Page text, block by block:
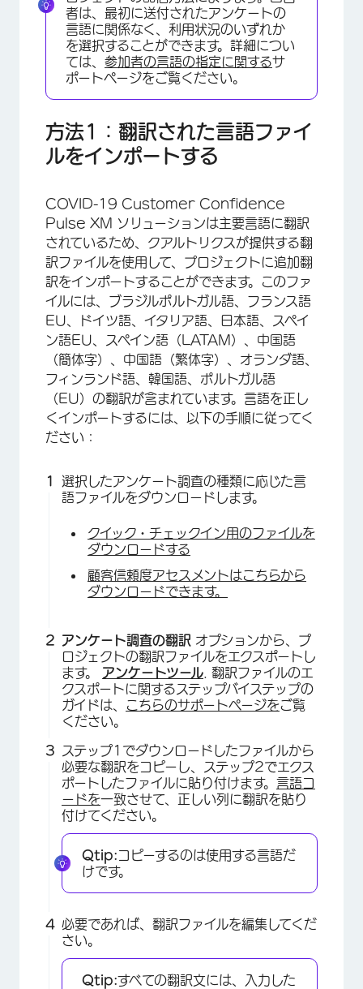
者は、最初に送付されたアンケートの
言語に関係なく、利用状況のいずれか
を選択することができます。詳細につい
ては、 参加者の言語の指定に関するサ
ポートページをご覧ください。
方法1：翻訳された言語ファイ
ルをインポートする
COVID-19 Customer Confidence
Pulse XM ソリューションは主要言語に翻訳
されているため、クアルトリクスが提供する翻
訳ファイルを使用して、プロジェクトに追加翻
訳をインポートすることができます。このファ
イルには、ブラジルポルトガル語、フランス語
EU、ドイツ語、イタリア語、日本語、スペイ
ン語EU、スペイン語（LATAM）、中国語
（簡体字）、中国語（繁体字）、オランダ語、
フィンランド語、韓国語、ポルトガル語
（EU）の翻訳が含まれています。言語を正し
くインポートするには、以下の手順に従ってく
ださい：
選択したアンケート調査の種類に応じた言
語ファイルをダウンロードします。
クイック・チェックイン用のファイルを
ダウンロードする
顧客信頼度アセスメントはこちらから
ダウンロードできます。
アンケート調査の翻訳 オプションから、プ
ロジェクトの翻訳ファイルをエクスポートし
ます。 アンケートツール . 翻訳ファイルのエ
クスポートに関するステップバイステップの
ガイドは、
こちらのサポートページをご覧
ください。
ステップ1でダウンロードしたファイルから
必要な翻訳をコピーし、ステップ2でエクス
ポートしたファイルに貼り付けます。 言語コ
ードを一致させて、正しい列に翻訳を貼り
付けてください。
Qtip:コピーするのは使用する言語だ
けです。
必要であれば、翻訳ファイルを編集してくだ
さい。
Qtip:すべての翻訳文には、入力した